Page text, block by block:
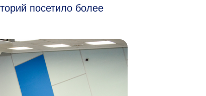
посетило более